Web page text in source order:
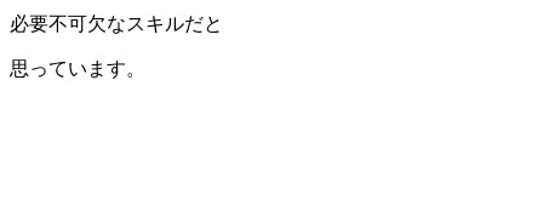
必要不可欠なスキルだと
思っています。